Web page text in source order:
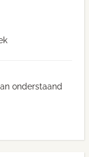
onderstaand